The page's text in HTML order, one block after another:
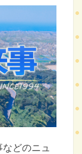
どのニュ